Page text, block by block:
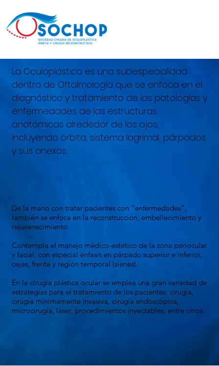
De la mano con tratar pacientes con “enfermedades”,
también se enfoca en la reconstrucción, embellecimiento y
rejuvenecimiento.
Contempla el manejo médico-estético de la zona periocular
y facial, con especial énfasis en párpado superior e inferior,
cejas, frente y región temporal (sienes).
En la cirugía plástica ocular se emplea una gran variedad de
estrategias para el tratamiento de los pacientes: cirugía,
cirugía mínimamente invasiva, cirugía endoscópica,
microcirugía, láser, procedimientos inyectables, entre otros.
La Oculoplástica es una subespecialidad
dentro de Oftalmología que se enfoca en el
diagnóstico y tratamiento de las patologías y
enfermedades de las estructuras
anatómicas alrededor de los ojos,
incluyendo órbita, sistema lagrimal, párpados
y sus anexos.